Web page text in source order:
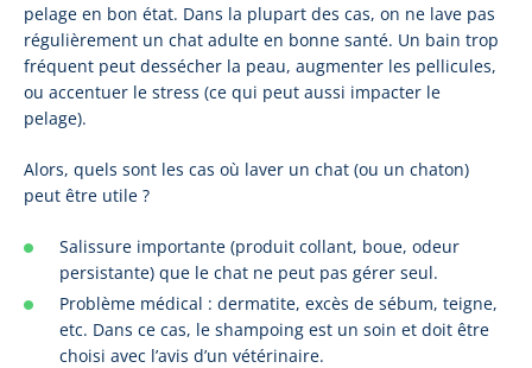
pelage en bon état. Dans la plupart des cas, on ne lave pas
régulièrement un chat adulte en bonne santé. Un bain trop
fréquent peut dessécher la peau, augmenter les pellicules,
ou accentuer le stress (ce qui peut aussi impacter le
pelage).
Alors, quels sont les cas où laver un chat (ou un chaton)
peut être utile ?
Salissure importante (produit collant, boue, odeur
persistante) que le chat ne peut pas gérer seul.
Problème médical : dermatite, excès de sébum, teigne,
etc. Dans ce cas, le shampoing est un soin et doit être
choisi avec l’avis d’un vétérinaire.